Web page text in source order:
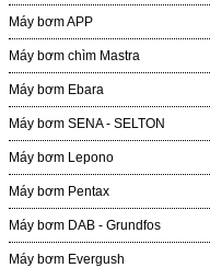
Máy bơm APP
Máy bơm chìm Mastra
Máy bơm Ebara
Máy bơm SENA - SELTON
Máy bơm Lepono
Máy bơm Pentax
Máy bơm DAB - Grundfos
Máy bơm Evergush